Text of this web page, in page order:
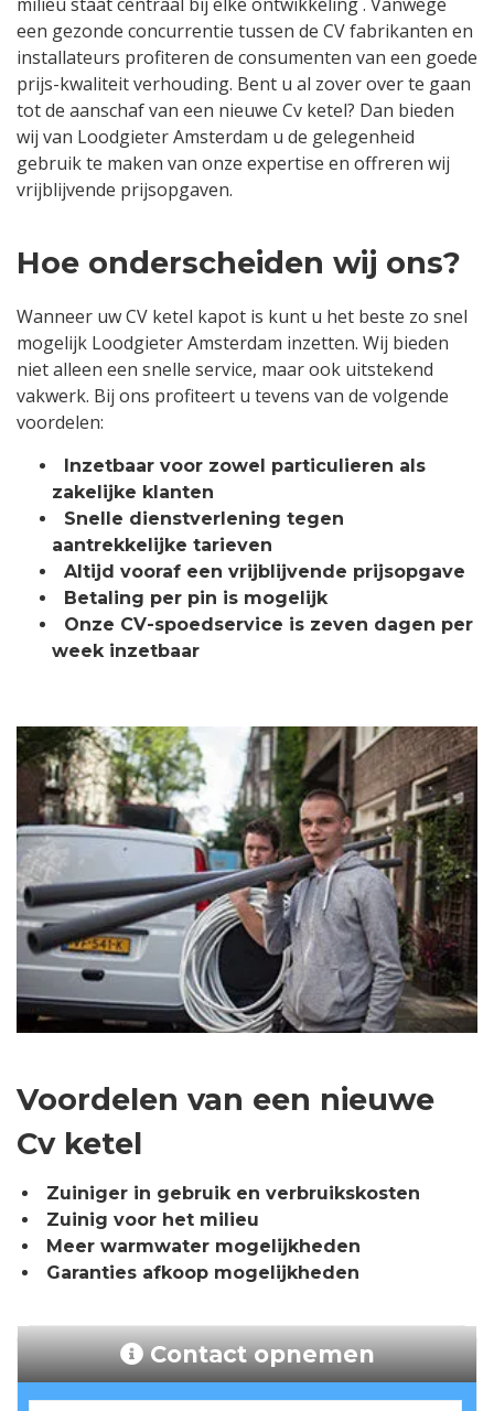
een gezonde concurrentie tussen de CV fabrikanten en
installateurs profiteren de consumenten van een goede
prijs-kwaliteit verhouding. Bent u al zover over te gaan
tot de aanschaf van een nieuwe Cv ketel? Dan bieden
wij van Loodgieter Amsterdam u de gelegenheid
gebruik te maken van onze expertise en offreren wij
vrijblijvende prijsopgaven.
Hoe onderscheiden wij ons?
Wanneer uw CV ketel kapot is kunt u het beste zo snel
mogelijk Loodgieter Amsterdam inzetten. Wij bieden
niet alleen een snelle service, maar ook uitstekend
vakwerk. Bij ons profiteert u tevens van de volgende
voordelen:
Inzetbaar voor zowel particulieren als
zakelijke klanten
Snelle dienstverlening tegen
aantrekkelijke tarieven
Altijd vooraf een vrijblijvende prijsopgave
Betaling per pin is mogelijk
Onze CV-spoedservice is zeven dagen per
week inzetbaar
Voordelen van een nieuwe
Cv ketel
Zuiniger in gebruik en verbruikskosten
Zuinig voor het milieu
Meer warmwater mogelijkheden
Garanties afkoop mogelijkheden
Contact opnemen